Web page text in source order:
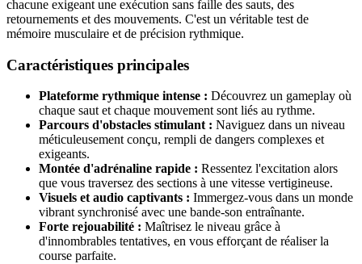
chacune exigeant une exécution sans faille des sauts, des
retournements et des mouvements. C'est un véritable test de
mémoire musculaire et de précision rythmique.
Caractéristiques principales
Plateforme rythmique intense : Découvrez un gameplay où
chaque saut et chaque mouvement sont liés au rythme.
Parcours d'obstacles stimulant : Naviguez dans un niveau
méticuleusement conçu, rempli de dangers complexes et
exigeants.
Montée d'adrénaline rapide : Ressentez l'excitation alors
que vous traversez des sections à une vitesse vertigineuse.
Visuels et audio captivants : Immergez-vous dans un monde
vibrant synchronisé avec une bande-son entraînante.
Forte rejouabilité : Maîtrisez le niveau grâce à
d'innombrables tentatives, en vous efforçant de réaliser la
course parfaite.